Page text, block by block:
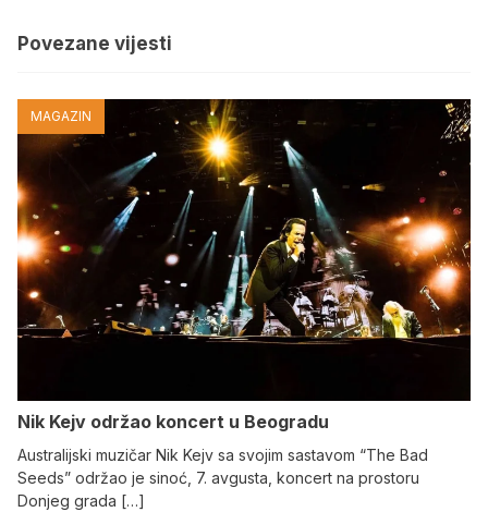
Povezane vijesti
MAGAZIN
Nik Kejv održao koncert u Beogradu
Australijski muzičar Nik Kejv sa svojim sastavom “The Bad
Seeds” održao je sinoć, 7. avgusta, koncert na prostoru
Donjeg grada […]